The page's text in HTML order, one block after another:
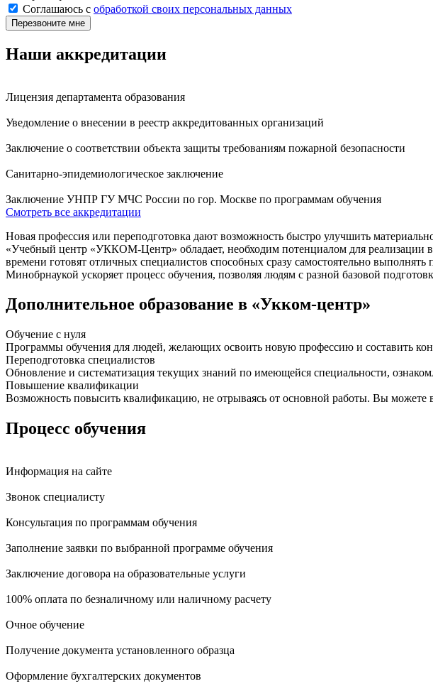
Соглашаюсь с обработкой своих персональных данных
Наши аккредитации
Лицензия департамента образования
Уведомление о внесении в реестр аккредитованных организаций
Заключение о соответствии объекта защиты требованиям пожарной безопасности
Санитарно-эпидемиологическое заключение
Заключение УНПР ГУ МЧС России по гор. Москве по программам обучения
Смотреть все аккредитации
Новая профессия или переподготовка дают возможность быстро улучшить
«Учебный центр «УККОМ-Центр» обладает, необходим потенциалом для реализации
времени готовят отличных специалистов способных сразу самостоятельно
Минобрнаукой ускоряет процесс обучения, позволяя людям с разной базовой
Дополнительное образование в «Укком-центр»
Обучение с нуля
Программы обучения для людей, желающих освоить новую профессию и составить
Переподготовка специалистов
Обновление и систематизация текущих знаний по имеющейся специальности,
Повышение квалификации
Возможность повысить квалификацию, не отрываясь от основной работы. Вы можете
Процесс обучения
Информация на сайте
Звонок специалисту
Консультация по программам обучения
Заполнение заявки по выбранной программе обучения
Заключение договора на образовательные услуги
100% оплата по безналичному или наличному расчету
Очное обучение
Получение документа установленного образца
Оформление бухгалтерских документов